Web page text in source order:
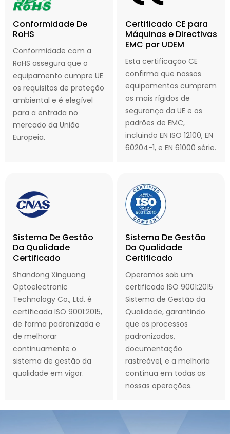
Conformidade De
RoHS
Conformidade com a
RoHS assegura que o
equipamento cumpre UE
os requisitos de proteção
ambiental e é elegível
para a entrada no
mercado da União
Europeia.
Certificado CE para
Máquinas e Directivas
EMC por UDEM
Esta certificação CE
confirma que nossos
equipamentos cumprem
os mais rígidos de
segurança da UE e os
padrões de EMC,
incluindo EN ISO 12100, EN
60204-1, e EN 61000 série.
Sistema De Gestão
Da Qualidade
Certificado
Shandong Xinguang
Optoelectronic
Technology Co., Ltd. é
certificada ISO 9001:2015,
de forma padronizada e
de melhorar
continuamente o
sistema de gestão da
qualidade em vigor.
Sistema De Gestão
Da Qualidade
Certificado
Operamos sob um
certificado ISO 9001:2015
Sistema de Gestão da
Qualidade, garantindo
que os processos
padronizados,
documentação
rastreável, e a melhoria
contínua em todas as
nossas operações.